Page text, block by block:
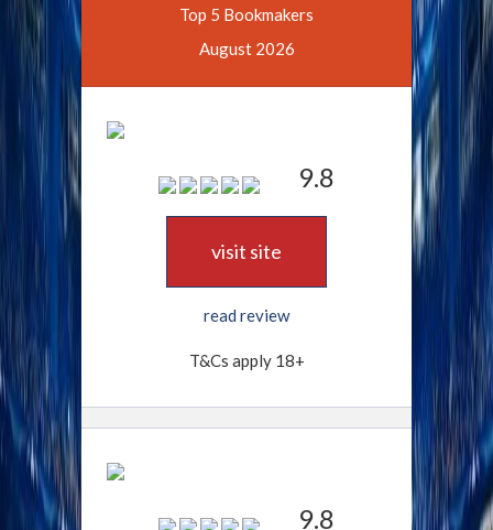
Top 5 Bookmakers
August 2026
9.8
visit site
read review
T&Cs apply 18+
9.8